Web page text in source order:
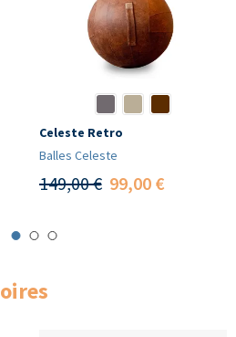
Celeste Retro
Balles Celeste
149,00 € 99,00 €